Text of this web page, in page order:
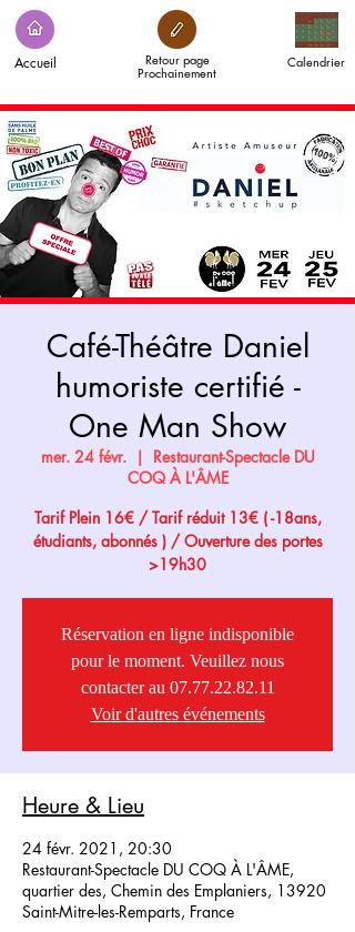
Accueil Calendrier
Retour page
Prochainement
Café-Théâtre Daniel
humoriste certifié -
One Man Show
mer. 24 févr.
  |
Restaurant-Spectacle DU
COQ À L'ÂME
Tarif Plein 16€ / Tarif réduit 13€ ( -18ans,
étudiants, abonnés ) / Ouverture des portes
>19h30
Réservation en ligne indisponible
pour le moment. Veuillez nous
contacter au 07.77.22.82.11
Voir d'autres événements
Heure & Lieu
24 févr. 2021, 20:30
Restaurant-Spectacle DU COQ À L'ÂME,
quartier des, Chemin des Emplaniers, 13920
Saint-Mitre-les-Remparts, France